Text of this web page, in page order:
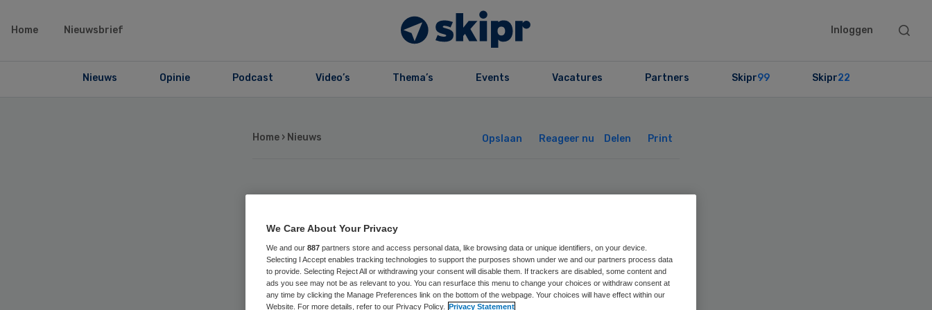
Home Nieuwsbrief Inloggen
Search
Nieuws Opinie Podcast Video’s Thema’s Events Vacatures Partners Skipr99 Skipr22
Home › Nieuws Opslaan Reageer nu Delen Print
Screenen voor
bloeddonatie loont
We Care About Your Privacy
We and our 887 partners store and access personal data, like browsing data or unique identifiers, on your device.
Selecting I Accept enables tracking technologies to support the purposes shown under we and our partners process data
to provide. Selecting Reject All or withdrawing your consent will disable them. If trackers are disabled, some content and
ads you see may not be as relevant to you. You can resurface this menu to change your choices or withdraw consent at
any time by clicking the Manage Preferences link on the bottom of the webpage. Your choices will have effect within our
Website. For more details, refer to our Privacy Policy. Privacy Statement